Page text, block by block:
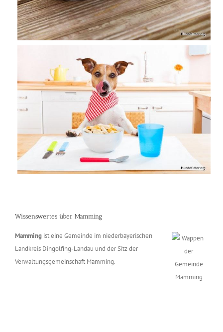
Wissenswertes über Mamming
Mamming ist eine Gemeinde im niederbayerischen
Landkreis Dingolfing-Landau und der Sitz der
Verwaltungsgemeinschaft Mamming.